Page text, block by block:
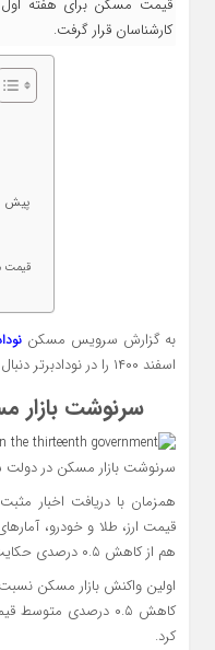
کارشناسان قرار گرفت.
پیش
قیمت
به گزارش سرویس مسکن
اسفند ۱۴۰۰ را در نودادبرتر دنبال کنید.
سرنوشت بازار
سرنوشت بازار مسکن در دولت
همزمان با دریافت اخبار
قیمت ارز، طلا و خودرو،
هم از کاهش ۰.۵ درصدی حکایت دارد.
اولین واکنش بازار مسکن
کاهش ۰.۵ درصدی
کرد.